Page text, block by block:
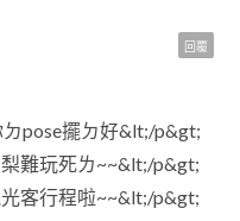
pose擺ㄉ好&lt;/p&gt;
難玩死ㄌ~~&lt;/p&gt;
客行程啦~~&lt;/p&gt;
回覆